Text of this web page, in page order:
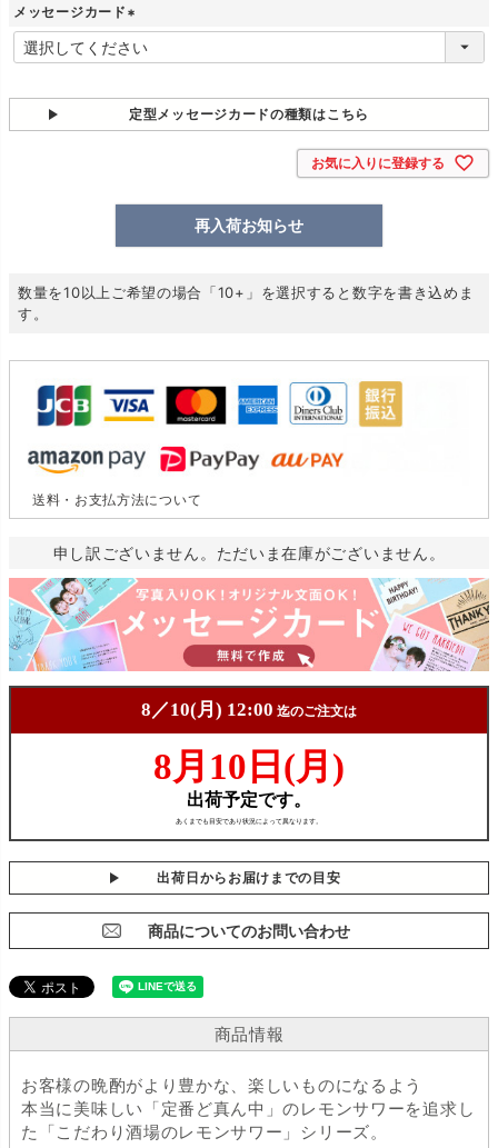
メッセージカード
(
必
)
定型メッセージカードの種類はこちら
お気に入りに登録する
再入荷お知らせ
数量を10以上ご希望の場合「10+」を選択すると数字を書き込めま
す。
送料・お支払方法について
申し訳ございません。ただいま在庫がございません。
出荷日からお届けまでの目安
商品についてのお問い合わせ
商品情報
お客様の晩酌がより豊かな、楽しいものになるよう
本当に美味しい「定番ど真ん中」のレモンサワーを追求し
た「こだわり酒場のレモンサワー」シリーズ。